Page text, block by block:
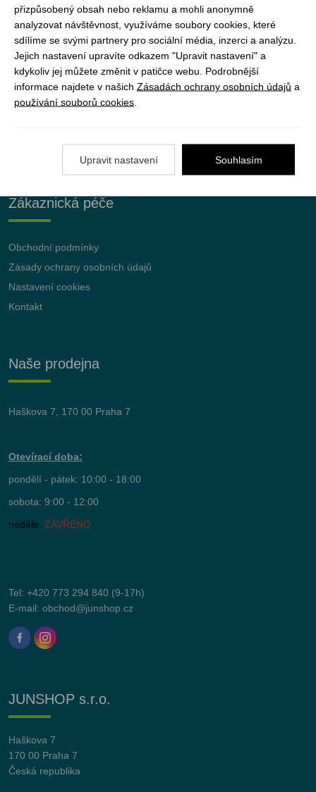
JUNshop s.r.o.je 100% vlastněn organizací
Junák – český skaut, z.s.
Zákaznická péče
Obchodní podmínky
Zásady ochrany osobních údajů
Nastavení cookies
Kontakt
Naše prodejna
Haškova 7, 170 00 Praha 7
Otevírací doba:
pondělí - pátek: 10:00 - 18:00
sobota: 9:00 - 12:00
neděle: ZAVŘENO
Tel: +420 773 294 840 (9-17h)
E-mail: obchod@junshop.cz
JUNSHOP s.r.o.
Haškova 7
170 00 Praha 7
Česká republika
přizpůsobený obsah nebo reklamu a mohli anonymně
analyzovat návštěvnost, využíváme soubory cookies, které
sdílíme se svými partnery pro sociální média, inzerci a analýzu.
Jejich nastavení upravíte odkazem "Upravit nastavení" a
kdykoliv jej můžete změnit v patičce webu. Podrobnější
informace najdete v našich Zásadách ochrany osobních údajů a
používání souborů cookies
Upravit nastavení Souhlasím